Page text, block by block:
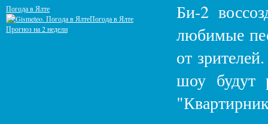
Би-2
любимые
от
шоу будут
Погода в Ялте
Погода в Ялте
Прогноз на 2 недели